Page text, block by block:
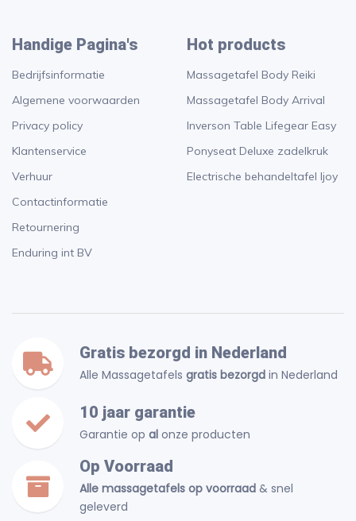
Handige Pagina's
Bedrijfsinformatie
Algemene voorwaarden
Privacy policy
Klantenservice
Verhuur
Contactinformatie
Retournering
Enduring int BV
Hot products
Massagetafel Body Reiki
Massagetafel Body Arrival
Inverson Table Lifegear Easy
Ponyseat Deluxe zadelkruk
Electrische behandeltafel Ijoy
Gratis bezorgd in Nederland
Alle Massagetafels gratis bezorgd in Nederland
10 jaar garantie
Garantie op al onze producten
Op Voorraad
Alle massagetafels op voorraad & snel
geleverd